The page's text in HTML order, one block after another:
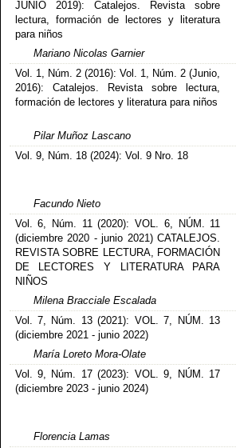
JUNIO 2019): Catalejos. Revista sobre
lectura, formación de lectores y literatura
para niños
Mariano Nicolas Garnier
Vol. 1, Núm. 2 (2016): Vol. 1, Núm. 2 (Junio,
2016): Catalejos. Revista sobre lectura,
formación de lectores y literatura para niños
Pilar Muñoz Lascano
Vol. 9, Núm. 18 (2024): Vol. 9 Nro. 18
Facundo Nieto
Vol. 6, Núm. 11 (2020): VOL. 6, NÚM. 11
(diciembre 2020 - junio 2021) CATALEJOS.
REVISTA SOBRE LECTURA, FORMACIÓN
DE LECTORES Y LITERATURA PARA
NIÑOS
Milena Bracciale Escalada
Vol. 7, Núm. 13 (2021): VOL. 7, NÚM. 13
(diciembre 2021 - junio 2022)
María Loreto Mora-Olate
Vol. 9, Núm. 17 (2023): VOL. 9, NÚM. 17
(diciembre 2023 - junio 2024)
Florencia Lamas